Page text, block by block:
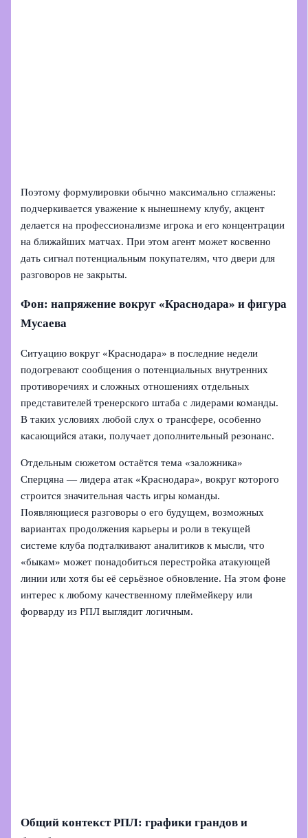
Поэтому формулировки обычно максимально сглажены:
подчеркивается уважение к нынешнему клубу, акцент
делается на профессионализме игрока и его концентрации
на ближайших матчах. При этом агент может косвенно
дать сигнал потенциальным покупателям, что двери для
разговоров не закрыты.
Фон: напряжение вокруг «Краснодара» и фигура
Мусаева
Ситуацию вокруг «Краснодара» в последние недели
подогревают сообщения о потенциальных внутренних
противоречиях и сложных отношениях отдельных
представителей тренерского штаба с лидерами команды.
В таких условиях любой слух о трансфере, особенно
касающийся атаки, получает дополнительный резонанс.
Отдельным сюжетом остаётся тема «заложника»
Сперцяна — лидера атак «Краснодара», вокруг которого
строится значительная часть игры команды.
Появляющиеся разговоры о его будущем, возможных
вариантах продолжения карьеры и роли в текущей
системе клуба подталкивают аналитиков к мысли, что
«быкам» может понадобиться перестройка атакующей
линии или хотя бы её серьёзное обновление. На этом фоне
интерес к любому качественному плеймейкеру или
форварду из РПЛ выглядит логичным.
Общий контекст РПЛ: графики грандов и